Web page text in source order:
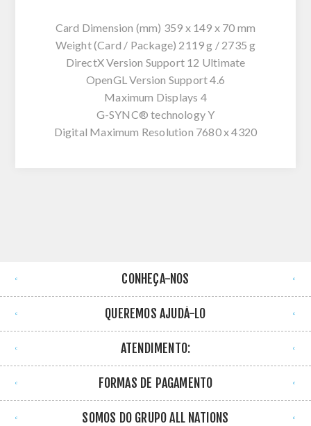
Card Dimension (mm) 359 x 149 x 70 mm
Weight (Card / Package) 2119 g / 2735 g
DirectX Version Support 12 Ultimate
OpenGL Version Support 4.6
Maximum Displays 4
G-SYNC® technology Y
Digital Maximum Resolution 7680 x 4320
CONHEÇA-NOS
QUEREMOS AJUDÁ-LO
ATENDIMENTO:
FORMAS DE PAGAMENTO
SOMOS DO GRUPO ALL NATIONS